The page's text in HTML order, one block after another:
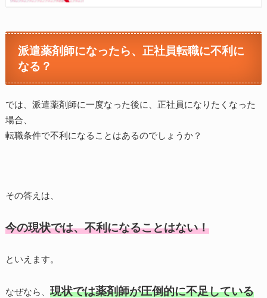
派遣薬剤師になったら、正社員転職に不利に
なる？
では、派遣薬剤師に一度なった後に、正社員になりたくなった
場合、
転職条件で不利になることはあるのでしょうか？
その答えは、
今の現状では、不利になることはない！
といえます。
なぜなら、 現状では薬剤師が圧倒的に不足している